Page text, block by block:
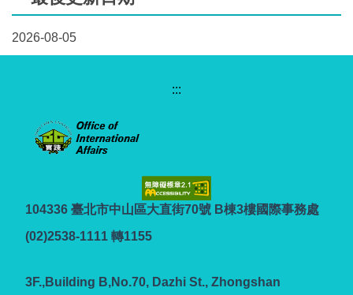
2026-08-05
:::
104336 臺北市中山區大直街70號 B棟3樓國際事務處
(02)2538-1111 轉1155
3F.,Building B,No.70, Dazhi St., Zhongshan